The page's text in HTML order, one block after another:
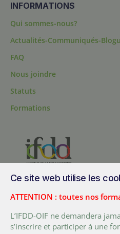
INFORMATIONS
Qui sommes-nous?
Actualités-Communiqués-
FAQ
Nous joindre
Statuts
Formations
Canada
Tél. :+ (1) 418 692 5727
Fax :+ (1) 418 692 5644
Ce site web utilise les
ATTENTION : toutes nos
L’IFDD-OIF ne demandera
s’inscrire et participer à une